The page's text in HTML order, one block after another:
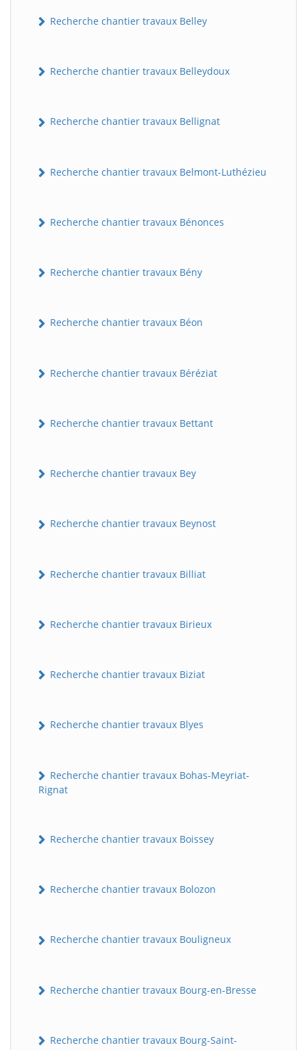
Recherche chantier travaux Belley
Recherche chantier travaux Belleydoux
Recherche chantier travaux Bellignat
Recherche chantier travaux Belmont-Luthézieu
Recherche chantier travaux Bénonces
Recherche chantier travaux Bény
Recherche chantier travaux Béon
Recherche chantier travaux Béréziat
Recherche chantier travaux Bettant
Recherche chantier travaux Bey
Recherche chantier travaux Beynost
Recherche chantier travaux Billiat
Recherche chantier travaux Birieux
Recherche chantier travaux Biziat
Recherche chantier travaux Blyes
Recherche chantier travaux Bohas-Meyriat-
Rignat
Recherche chantier travaux Boissey
Recherche chantier travaux Bolozon
Recherche chantier travaux Bouligneux
Recherche chantier travaux Bourg-en-Bresse
Recherche chantier travaux Bourg-Saint-